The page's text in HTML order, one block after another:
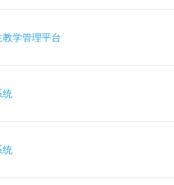
学管理平台
统
统